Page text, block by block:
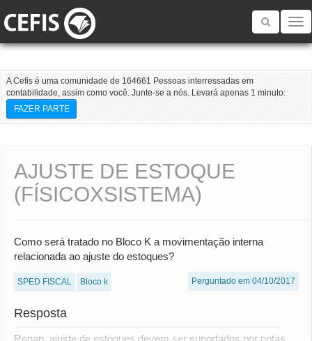
Toggle
A Cefis é uma comunidade de 164661 Pessoas interressadas em
contabilidade, assim como você. Junte-se a nós. Levará apenas 1 minuto:
FAZER PARTE
AJUSTE DE ESTOQUE
(FÍSICOXSISTEMA)
Como será tratado no Bloco K a movimentação interna
relacionada ao ajuste do estoques?
SPED FISCAL Bloco k Perguntado em 04/10/2017
Resposta